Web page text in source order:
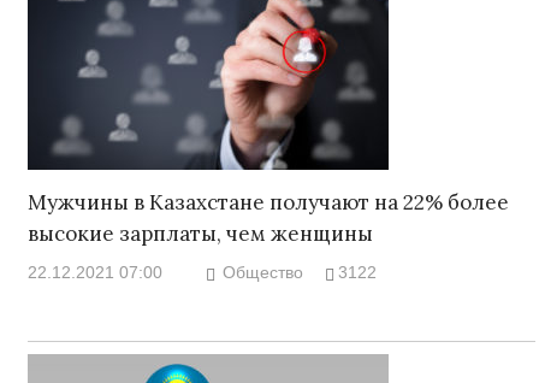
Мужчины в Казахстане получают на 22% более
высокие зарплаты, чем женщины
22.12.2021 07:00 Общество 3122